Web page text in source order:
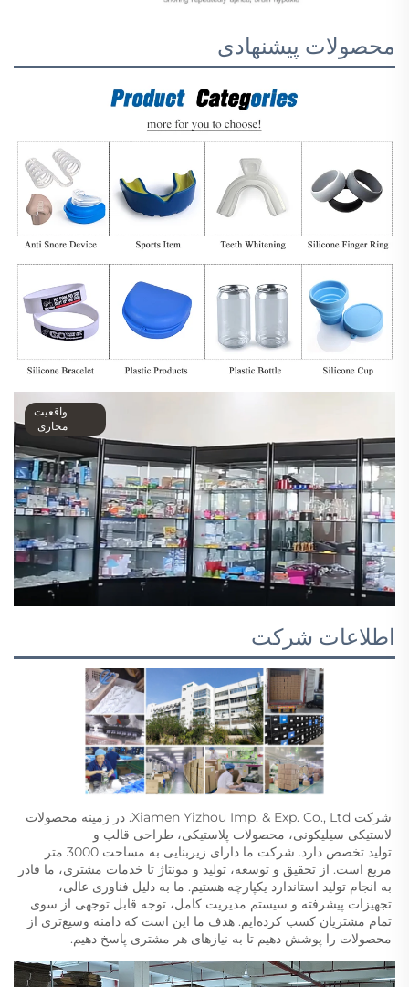
محصولات پیشنهادی
واقعیت
مجازی
اطلاعات شرکت
لاستیکی سیلیکونی، محصولات پلاستیکی، طراحی قالب و
محصولات را پوشش دهیم تا به نیازهای هر مشتری پاسخ دهیم.